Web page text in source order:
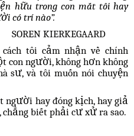
hữu trong con mắt tôi hay
có trí nào”.
tôi cảm nhận về chính
con người, không hơn không
sư, và tôi muốn nói chuyện
hay đóng kịch, hay giả
biết phải cư xử ra sao.